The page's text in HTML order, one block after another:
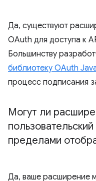
Да, существуют
OAuth для доступа к
Большинству
библиотеку OAuth
процесс подписания
Могут ли
пределами
Да, ваше расширение